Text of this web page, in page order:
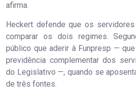
afirma.
Heckert defende que os
comparar os dois regimes.
público que aderir à Funpresp —
previdência complementar dos
do Legislativo —, quando se
de três fontes.